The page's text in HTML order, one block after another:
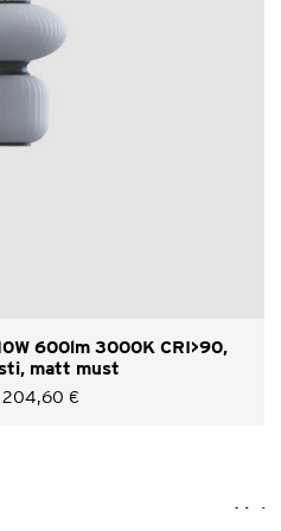
600lm 3000K CRI>90,
matt must
204,60 €